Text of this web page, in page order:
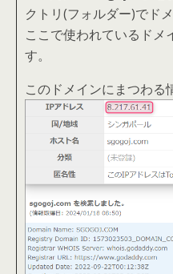
クトリ(フォルダー)でド
ここで使われているドメ
す。
このドメインにまつわる